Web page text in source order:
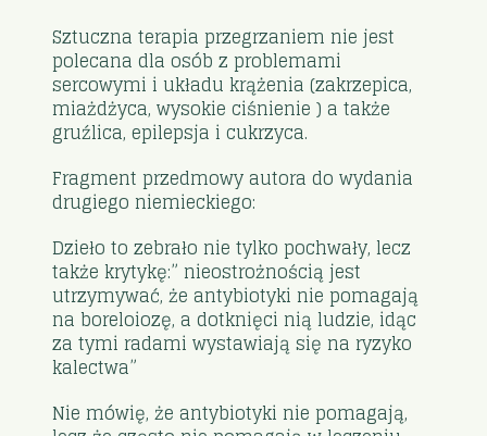
Sztuczna terapia przegrzaniem nie jest
polecana dla osób z problemami
sercowymi i układu krążenia (zakrzepica,
miażdżyca, wysokie ciśnienie ) a także
gruźlica, epilepsja i cukrzyca.
Fragment przedmowy autora do wydania
drugiego niemieckiego:
Dzieło to zebrało nie tylko pochwały, lecz
także krytykę:” nieostrożnością jest
utrzymywać, że antybiotyki nie pomagają
na boreloiozę, a dotknięci nią ludzie, idąc
za tymi radami wystawiają się na ryzyko
kalectwa”
Nie mówię, że antybiotyki nie pomagają,